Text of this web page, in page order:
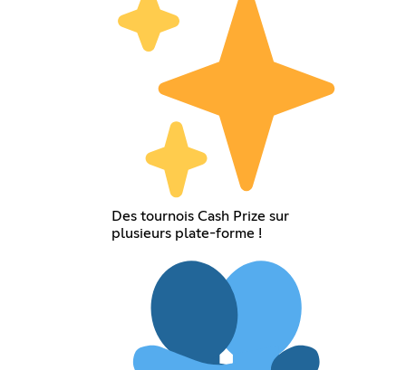
Des tournois Cash Prize sur
plusieurs plate-forme !